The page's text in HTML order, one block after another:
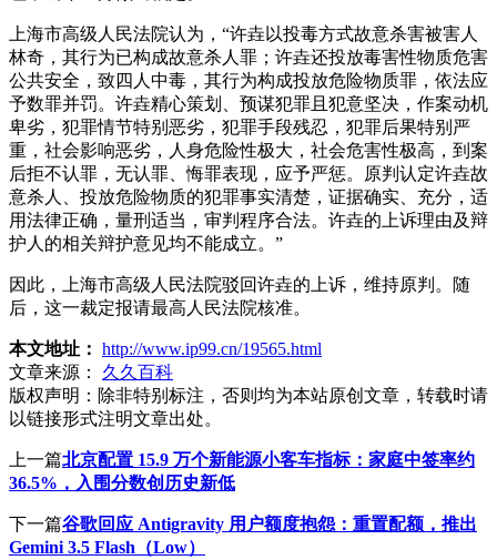
上海市高级人民法院认为，“许垚以投毒方式故意杀害被害人
林奇，其行为已构成故意杀人罪；许垚还投放毒害性物质危害
公共安全，致四人中毒，其行为构成投放危险物质罪，依法应
予数罪并罚。许垚精心策划、预谋犯罪且犯意坚决，作案动机
卑劣，犯罪情节特别恶劣，犯罪手段残忍，犯罪后果特别严
重，社会影响恶劣，人身危险性极大，社会危害性极高，到案
后拒不认罪，无认罪、悔罪表现，应予严惩。原判认定许垚故
意杀人、投放危险物质的犯罪事实清楚，证据确实、充分，适
用法律正确，量刑适当，审判程序合法。许垚的上诉理由及辩
护人的相关辩护意见均不能成立。”
因此，上海市高级人民法院驳回许垚的上诉，维持原判。随
后，这一裁定报请最高人民法院核准。
本文地址： http://www.ip99.cn/19565.html
文章来源：
久久百科
版权声明： 除非特别标注，否则均为本站原创文章，转载时请
以链接形式注明文章出处。
上一篇北京配置 15.9 万个新能源小客车指标：家庭中签率约
36.5%，入围分数创历史新低
下一篇谷歌回应 Antigravity 用户额度抱怨：重置配额，推出
Gemini 3.5 Flash（Low）